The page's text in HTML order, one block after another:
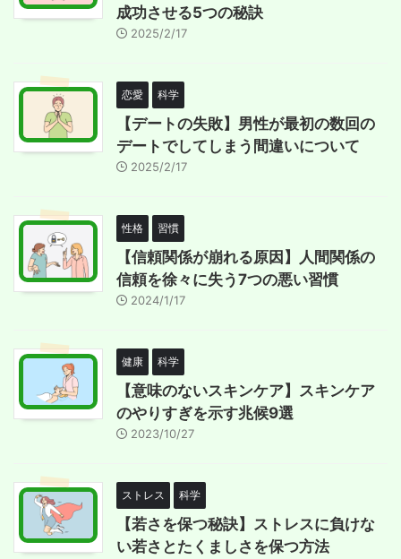
成功させる5つの秘訣
2025/2/17
恋愛 科学
【デートの失敗】男性が最初の数回の
デートでしてしまう間違いについて
2025/2/17
性格 習慣
【信頼関係が崩れる原因】人間関係の
信頼を徐々に失う7つの悪い習慣
2024/1/17
健康 科学
【意味のないスキンケア】スキンケア
のやりすぎを示す兆候9選
2023/10/27
ストレス 科学
【若さを保つ秘訣】ストレスに負けな
い若さとたくましさを保つ方法